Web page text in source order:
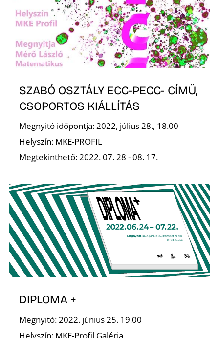
SZABÓ OSZTÁLY ECC-PECC- CÍMŰ,
CSOPORTOS KIÁLLÍTÁS
Megnyitó időpontja: 2022, július 28., 18.00
Helyszín: MKE-PROFIL
Megtekinthető: 2022. 07. 28 - 08. 17.
DIPLOMA +
Megnyitó: 2022. június 25. 19.00
Helyszín: MKE-Profil Galéria